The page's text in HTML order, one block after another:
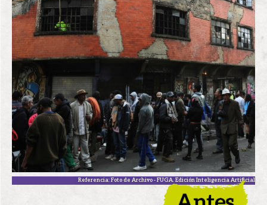
Referencia: Foto de Archivo - FUGA. Edición Inteligencia Artificial